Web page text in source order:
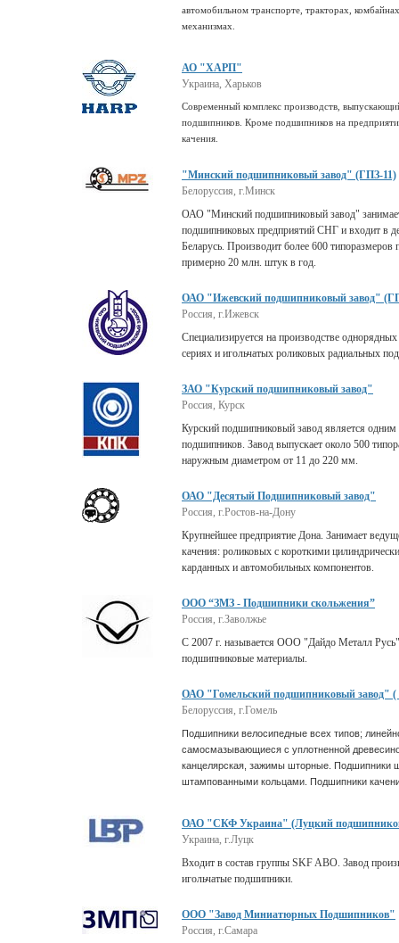
автомобильном транспорте, тракторах,
механизмах.
АО "ХАРП"
Украина, Харьков
Современный комплекс производств,
подшипников. Кроме подшипников на
качения.
"Минский подшипниковый завод" (ГПЗ-11)
Белоруссия, г.Минск
ОАО "Минский подшипниковый завод"
подшипниковых предприятий СНГ и входит в
Беларусь. Производит более 600
примерно 20 млн. штук в год.
ОАО "Ижевский подшипниковый завод"
Россия, г.Ижевск
Специализируется на производстве
сериях и игольчатых роликовых радиальных
ЗАО "Курский подшипниковый завод"
Россия, Курск
Курский подшипниковый завод является
подшипников. Завод выпускает около 500
наружным диаметром от 11 до 220 мм.
ОАО "Десятый Подшипниковый завод"
Россия, г.Ростов-на-Дону
Крупнейшее предприятие Дона. Занимает
качения: роликовых с короткими
карданных и автомобильных компонентов.
ООО “ЗМЗ - Подшипники скольжения”
Россия, г.Заволжье
С 2007 г. называется ООО "Дайдо Металл
подшипниковые материалы.
ОАО "Гомельский подшипниковый завод" (
Белоруссия, г.Гомель
Подшипники велосипедные всех типов;
самосмазывающиеся с уплотненной
канцелярская, зажимы шторные. Подшипники
штампованными кольцами. Подшипники
ОАО "СКФ Украина" (Луцкий
Украина, г.Луцк
Входит в состав группы SKF ABО. Завод
игольчатые подшипники.
ООО "Завод Миниатюрных Подшипников"
Россия, г.Самара